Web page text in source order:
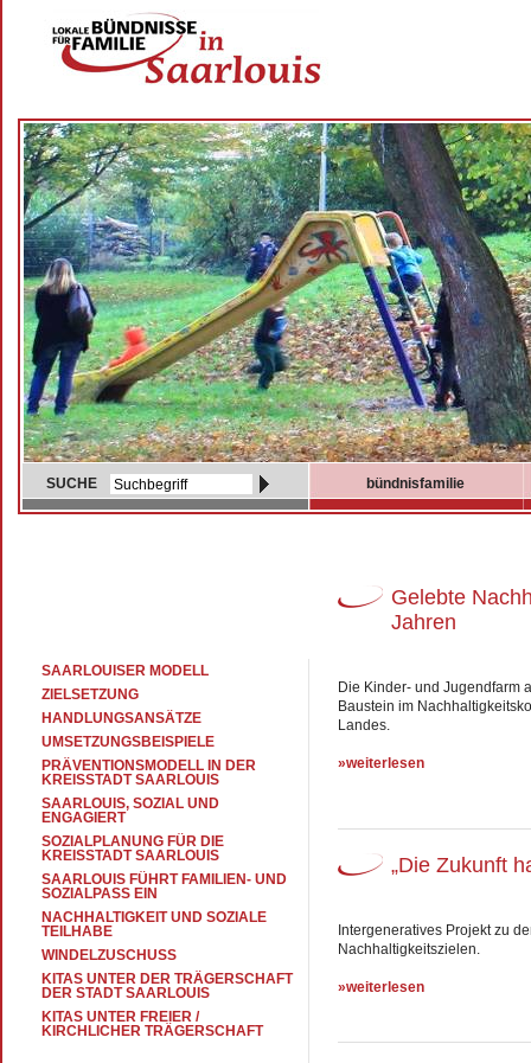
SUCHE bündnisfamilie
Gelebte
Jahren
Die Kinder- und Jugendfarm
Baustein im
Landes.
»weiterlesen
„Die Zukunft
Intergeneratives Projekt zu
Nachhaltigkeitszielen.
»weiterlesen
SAARLOUISER MODELL
ZIELSETZUNG
HANDLUNGSANSÄTZE
UMSETZUNGSBEISPIELE
PRÄVENTIONSMODELL IN DER
KREISSTADT SAARLOUIS
SAARLOUIS, SOZIAL UND
ENGAGIERT
SOZIALPLANUNG FÜR DIE
KREISSTADT SAARLOUIS
SAARLOUIS FÜHRT FAMILIEN- UND
SOZIALPASS EIN
NACHHALTIGKEIT UND SOZIALE
TEILHABE
WINDELZUSCHUSS
KITAS UNTER DER TRÄGERSCHAFT
DER STADT SAARLOUIS
KITAS UNTER FREIER /
KIRCHLICHER TRÄGERSCHAFT